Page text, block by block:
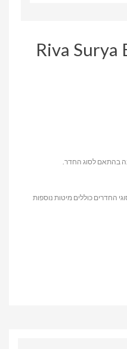
בהתאם לסוג החדר.
החדרים כוללים מיטות נוספות